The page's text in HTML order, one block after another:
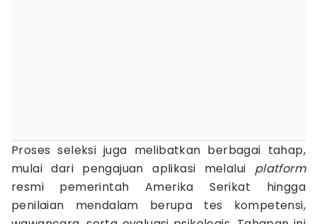
Proses seleksi juga melibatkan berbagai tahap,
mulai dari pengajuan aplikasi melalui platform
resmi pemerintah Amerika Serikat hingga
penilaian mendalam berupa tes kompetensi,